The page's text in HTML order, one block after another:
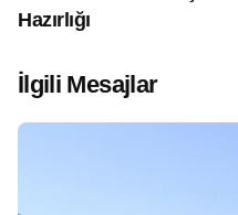
Hazırlığı
İlgili Mesajlar